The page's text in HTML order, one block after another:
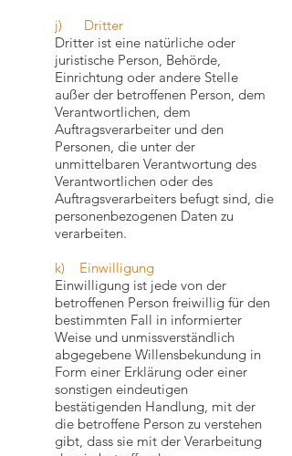
j) Dritter
Dritter ist eine natürliche oder
juristische Person, Behörde,
Einrichtung oder andere Stelle
außer der betroffenen Person, dem
Verantwortlichen, dem
Auftragsverarbeiter und den
Personen, die unter der
unmittelbaren Verantwortung des
Verantwortlichen oder des
Auftragsverarbeiters befugt sind, die
personenbezogenen Daten zu
verarbeiten.
k) Einwilligung
Einwilligung ist jede von der
betroffenen Person freiwillig für den
bestimmten Fall in informierter
Weise und unmissverständlich
abgegebene Willensbekundung in
Form einer Erklärung oder einer
sonstigen eindeutigen
bestätigenden Handlung, mit der
die betroffene Person zu verstehen
gibt, dass sie mit der Verarbeitung